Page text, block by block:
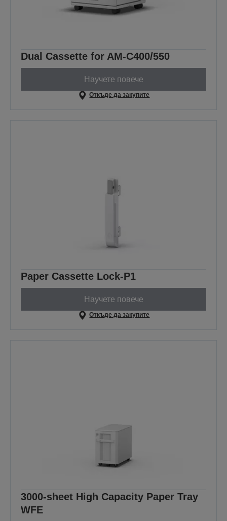
Dual Cassette for AM-C400/550
Научете повече
Откъде да закупите
Paper Cassette Lock-P1
Научете повече
Откъде да закупите
3000-sheet High Capacity Paper Tray
WFE